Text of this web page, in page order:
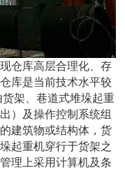
仓库高层合理化、存
库是当前技术水平较
架、巷道式堆垛起重
）及操作控制系统组
建筑物或结构体，货
起重机穿行于货架之
理上采用计算机及条